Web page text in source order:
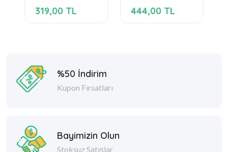
319,00 TL
BİLEKLİK
444,00 TL
%50 İndirim
Kupon Fırsatları
Bayimizin Olun
Stoksuz Satışlar